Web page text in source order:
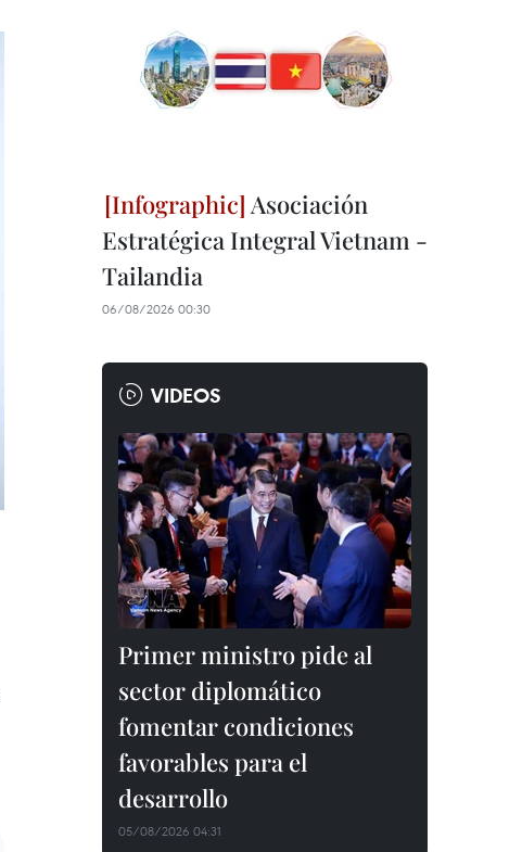
Asociación
Estratégica Integral Vietnam -
Tailandia
06/08/2026 00:30
VIDEOS
Primer ministro pide al
sector diplomático
fomentar condiciones
favorables para el
desarrollo
05/08/2026 04:31